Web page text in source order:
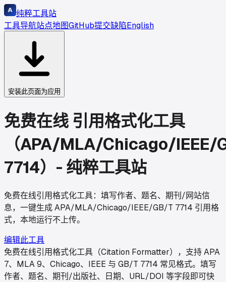
纯粹工具站
工具导航站点地图GitHub提交缺陷English
安装此页面为应用
免费在线 引用格式化工具
（APA/MLA/Chicago/IEEE/
7714）- 纯粹工具站
免费在线引用格式化工具：填写作者、题名、期刊/网站信
息，一键生成 APA/MLA/Chicago/IEEE/GB/T 7714 引用格
式，本地运行不上传。
编辑此工具
免费在线引用格式化工具（Citation Formatter），支持 APA
7、MLA 9、Chicago、IEEE 与 GB/T 7714 常见格式。填写
作者、题名、期刊/出版社、日期、URL/DOI 等字段即可快